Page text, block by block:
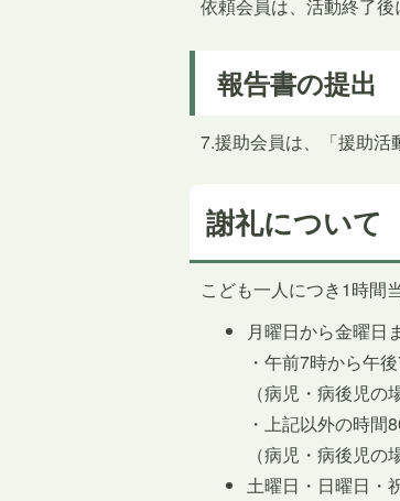
依頼会員は、活動終了後
報告書の提出
7.援助会員は、「援助活
謝礼について
こども一人につき1時間
月曜日から金曜日
・午前7時から午
（病児・病後児の
・上記以外の時間
（病児・病後児の
土曜日・日曜日・